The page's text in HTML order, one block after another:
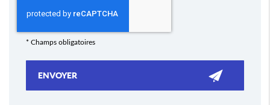
* Champs obligatoires